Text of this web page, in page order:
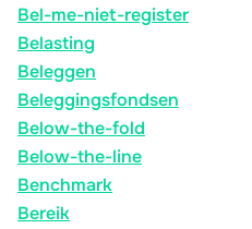
Bel-me-niet-register
Belasting
Beleggen
Beleggingsfondsen
Below-the-fold
Below-the-line
Benchmark
Bereik